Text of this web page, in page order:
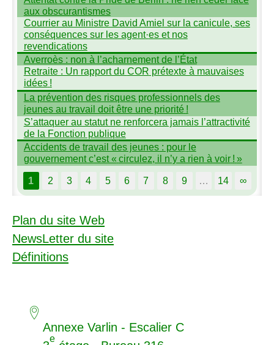
aux obscurantismes
Courrier au Ministre David Amiel sur la canicule, ses
conséquences sur les agent·es et nos
revendications
Averroès : non à l’acharnement de l’État
Retraite : Un rapport du COR prétexte à mauvaises
idées !
La prévention des risques professionnels des
jeunes au travail doit être une priorité !
S’attaquer au statut ne renforcera jamais l’attractivité
de la Fonction publique
Accidents de travail des jeunes : pour le
gouvernement c’est « circulez, il n’y a rien à voir ! »
1 2 3 4 5 6 7 8 9 … 14 ∞
Plan du site Web
NewsLetter du site
Définitions
Annexe Varlin - Escalier C
e